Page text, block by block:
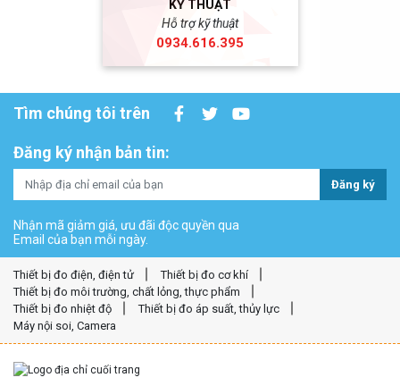
KỸ THUẬT
Hỗ trợ kỹ thuật
0934.616.395
Tìm chúng tôi trên
Đăng ký nhận bản tin:
Đăng ký
Nhận mã giảm giá, ưu đãi độc quyền qua
Email của bạn mỗi ngày.
Thiết bị đo điện, điện tử
Thiết bị đo cơ khí
Thiết bị đo môi trường, chất lỏng, thực phẩm
Thiết bị đo nhiệt độ
Thiết bị đo áp suất, thủy lực
Máy nội soi, Camera